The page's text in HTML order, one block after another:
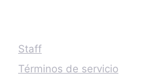
Staff
Términos de servicio